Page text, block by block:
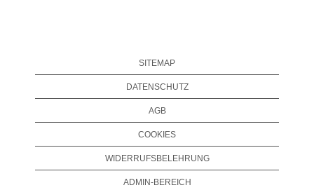
SITEMAP
DATENSCHUTZ
AGB
COOKIES
WIDERRUFSBELEHRUNG
ADMIN-BEREICH